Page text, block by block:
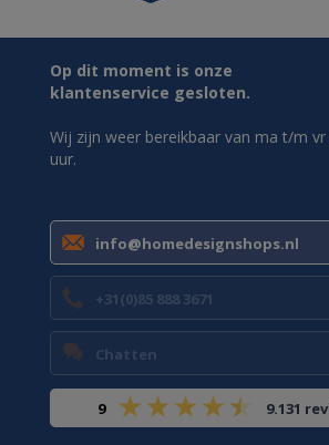
Op dit moment is onze
klantenservice gesloten.
Wij zijn weer bereikbaar van ma t/m
uur.
info@homedesignshops.nl
+31(0)85 888 3671
Chatten
9 9.131